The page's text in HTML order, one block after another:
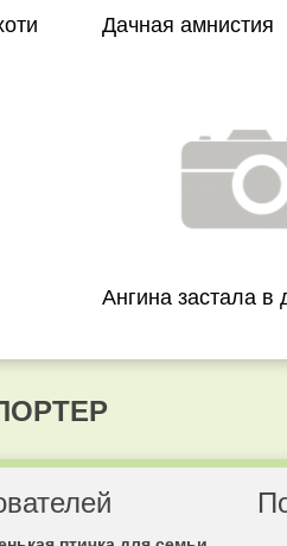
Дачная амнистия
Ангина застала в